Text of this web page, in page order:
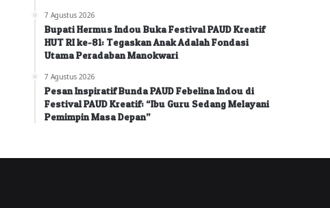
7 Agustus 2026
Bupati Hermus Indou Buka Festival PAUD Kreatif
HUT RI ke-81: Tegaskan Anak Adalah Fondasi
Utama Peradaban Manokwari
7 Agustus 2026
Pesan Inspiratif Bunda PAUD Febelina Indou di
Festival PAUD Kreatif: “Ibu Guru Sedang Melayani
Pemimpin Masa Depan”